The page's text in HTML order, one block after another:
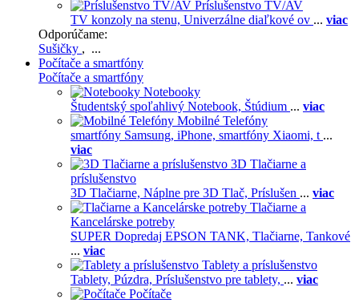
Príslušenstvo TV/AV
TV konzoly na stenu, Univerzálne diaľkové ov ... viac
Odporúčame:
Sušičky , ...
Počítače a smartfóny
Počítače a smartfóny
Notebooky
Študentský spoľahlivý Notebook, Štúdium ... viac
Mobilné Telefóny
smartfóny Samsung, iPhone, smartfóny Xiaomi, t ...
viac
3D Tlačiarne a
príslušenstvo
3D Tlačiarne, Náplne pre 3D Tlač, Príslušen ... viac
Tlačiarne a
Kancelárske potreby
SUPER Dopredaj EPSON TANK, Tlačiarne, Tankové
... viac
Tablety a príslušenstvo
Tablety, Púzdra, Príslušenstvo pre tablety, ... viac
Počítače